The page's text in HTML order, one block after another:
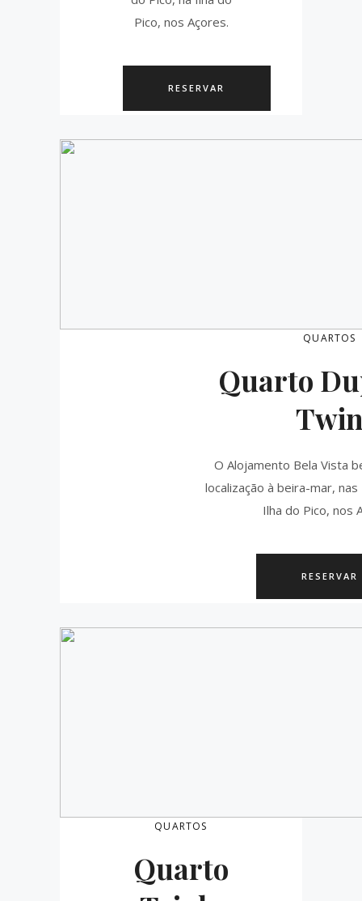
Pico, nos Açores.
RESERVAR
QUARTOS
Quarto
O Alojamento Bela Vista
localização à beira-mar,
Ilha do Pico, nos
RESERVAR
QUARTOS
Quarto